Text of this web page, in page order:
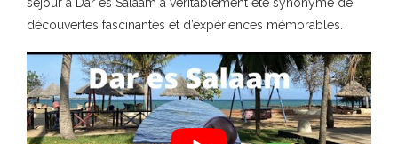
découvertes fascinantes et d’expériences mémorables.